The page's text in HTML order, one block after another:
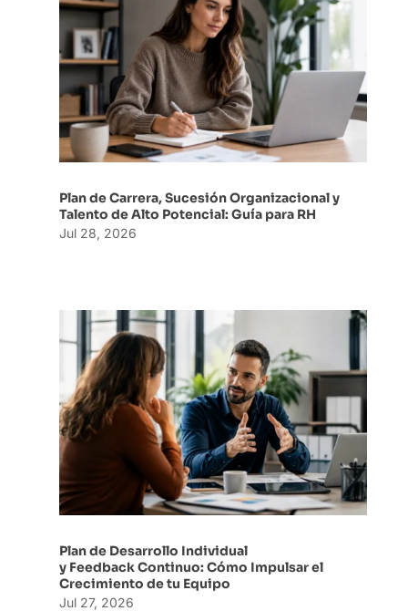
Plan de Carrera, Sucesión Organizacional y
Talento de Alto Potencial: Guía para RH
Jul 28, 2026
Plan de Desarrollo Individual
y Feedback Continuo: Cómo Impulsar el
Crecimiento de tu Equipo
Jul 27, 2026